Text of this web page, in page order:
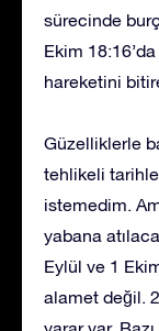
sürecinde
Ekim
hareketini
Güzelliklerle
tehlikeli
istemedim.
yabana
Eylül ve 1
alamet değil.